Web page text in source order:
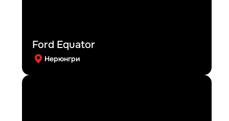
Ford Equator
Нерюнгри